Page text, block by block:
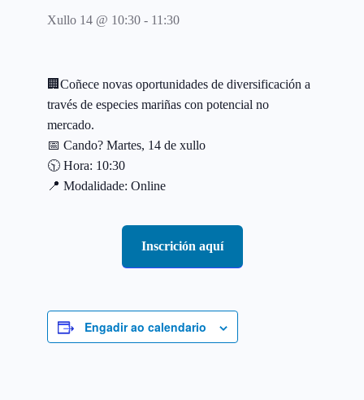
Xullo 14 @ 10:30 - 11:30
🏢Coñece novas oportunidades de diversificación a
través de especies mariñas con potencial no
mercado.
📅 Cando? Martes, 14 de xullo
🕥 Hora: 10:30
📍 Modalidade: Online
Inscrición aquí
Engadir ao calendario